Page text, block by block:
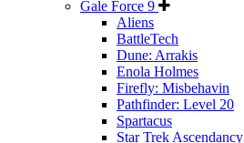
Gale Force 9
Aliens
BattleTech
Dune: Arrakis
Enola Holmes
Firefly: Misbehavin
Pathfinder: Level 20
Spartacus
Star Trek Ascendancy